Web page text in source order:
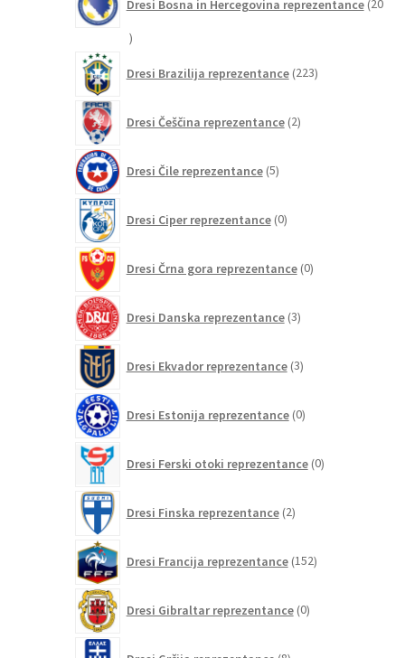
Dresi Bosna in Hercegovina reprezentance 20
20
Dresi Brazilija reprezentance 223izdelkov
Dresi Češčina reprezentance 2izdelka
Dresi Čile reprezentance 5izdelkov
Dresi Ciper reprezentance 0izdelkov
Dresi Črna gora reprezentance 0izdelkov
Dresi Danska reprezentance 3izdelki
Dresi Ekvador reprezentance 3izdelki
Dresi Estonija reprezentance 0izdelkov
Dresi Ferski otoki reprezentance 0izdelkov
Dresi Finska reprezentance 2izdelka
Dresi Francija reprezentance 152izdelkov
Dresi Gibraltar reprezentance 0izdelkov